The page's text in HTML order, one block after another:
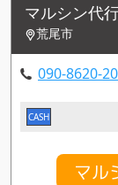
マルシン代
荒尾市
090-8620-
CASH
マル